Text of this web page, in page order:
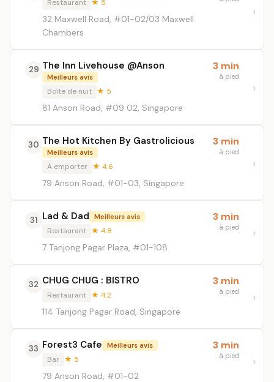
Restaurant ★ 5
32 Maxwell Road, #01-02/03 Maxwell
Chambers
29 The Inn Livehouse @Anson
Meilleurs avis
Boîte de nuit ★ 5
81 Anson Road, #09 02, Singapore
3 min
à pied
30 The Hot Kitchen By Gastrolicious
Meilleurs avis
À emporter ★ 4.6
79 Anson Road, #01-03, Singapore
3 min
à pied
31 Lad & Dad Meilleurs avis
Restaurant ★ 4.8
7 Tanjong Pagar Plaza, #01-108
3 min
à pied
32 CHUG CHUG : BISTRO
Restaurant ★ 4.2
114 Tanjong Pagar Road, Singapore
3 min
à pied
33 Forest3 Cafe Meilleurs avis
Bar ★ 5
79 Anson Road, #01-02
3 min
à pied